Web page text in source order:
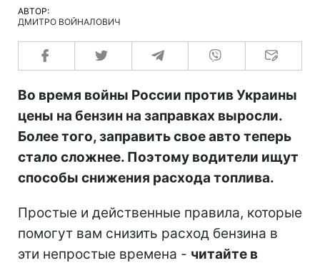
АВТОР:
ДМИТРО ВОЙНАЛОВИЧ
Во время войны России против Украины
цены на бензин на заправках выросли.
Более того, заправить свое авто теперь
стало сложнее. Поэтому водители ищут
способы снижения расхода топлива.
Простые и действенные правила, которые
помогут вам снизить расход бензина в
эти непростые времена - читайте в